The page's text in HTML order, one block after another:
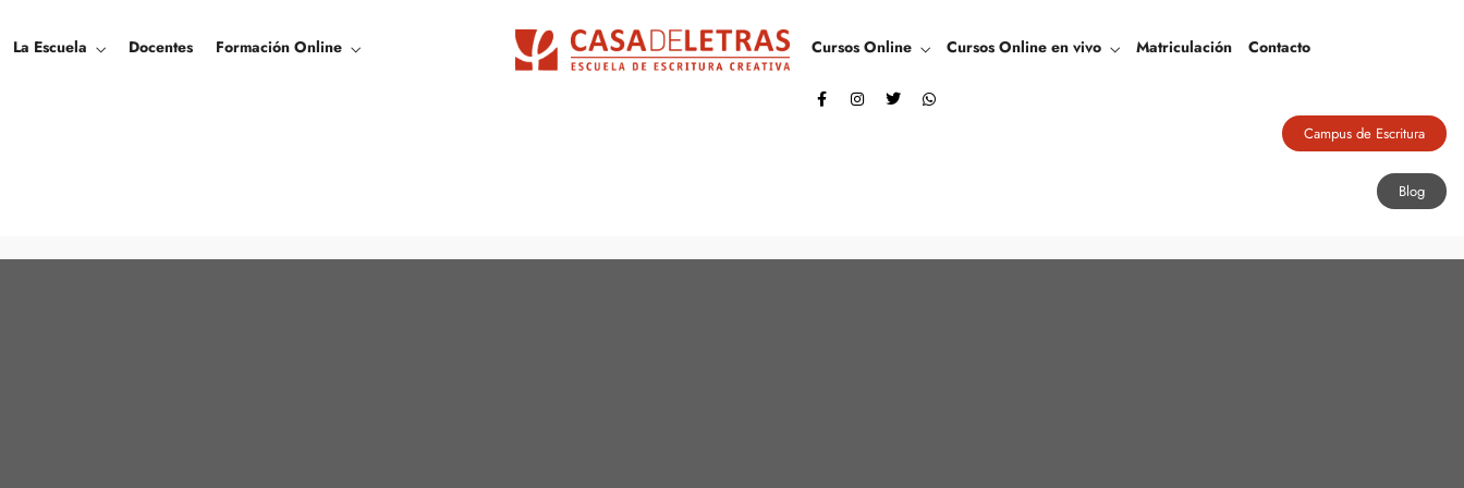
La Escuela Docentes Formación Online Cursos Online Cursos Online en vivo Matriculación Contacto
Campus de Escritura
Blog